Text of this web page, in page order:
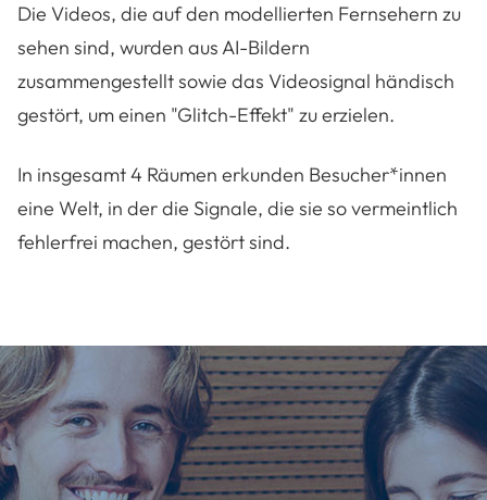
Die Videos, die auf den modellierten Fernsehern zu
sehen sind, wurden aus AI-Bildern
zusammengestellt sowie das Videosignal händisch
gestört, um einen "Glitch-Effekt" zu erzielen.
In insgesamt 4 Räumen erkunden Besucher*innen
eine Welt, in der die Signale, die sie so vermeintlich
fehlerfrei machen, gestört sind.